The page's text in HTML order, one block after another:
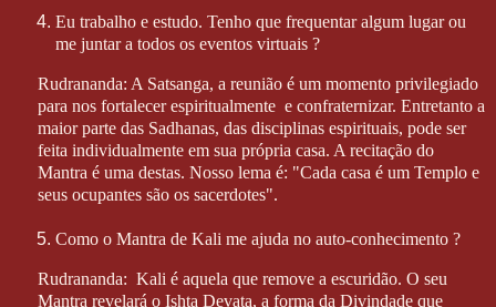
Eu trabalho e estudo. Tenho que frequentar algum lugar ou
me juntar a todos os eventos virtuais ?
Rudrananda: A Satsanga, a reunião é um momento privilegiado
para nos fortalecer espiritualmente e confraternizar. Entretanto a
maior parte das Sadhanas, das disciplinas espirituais, pode ser
feita individualmente em sua própria casa. A recitação do
Mantra é uma destas. Nosso lema é: "Cada casa é um Templo e
seus ocupantes são os sacerdotes".
Como o Mantra de Kali me ajuda no auto-conhecimento ?
Rudrananda: Kali é aquela que remove a escuridão. O seu
Mantra revelará o Ishta Devata, a forma da Divindade que